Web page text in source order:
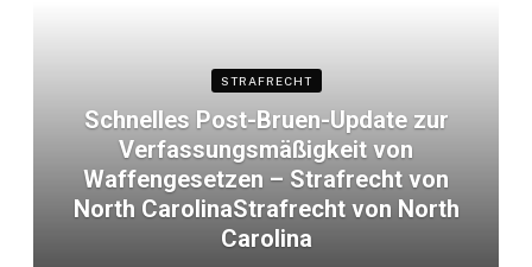
STRAFRECHT
Schnelles Post-Bruen-Update zur
Verfassungsmäßigkeit von
Waffengesetzen – Strafrecht von
North CarolinaStrafrecht von North
Carolina